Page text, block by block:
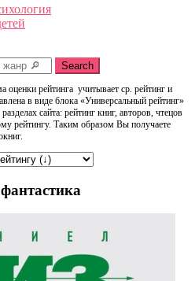
Search
оценки рейтинга учитывает ср. рейтинг и
в виде блока «Универсальный рейтинг»
сайта: рейтинг книг, авторов, чтецов
рейтингу. Таким образом Вы получаете